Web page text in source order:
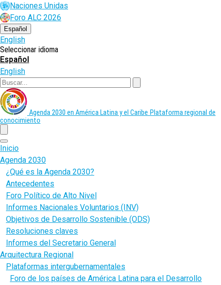
Pasar
al
contenido
principal
Naciones Unidas
Foro ALC 2026
Español
English
Seleccionar idioma
Español
English
Agenda 2030 en América Latina y el Caribe Plataforma regional de
conocimiento
menu
Inicio
Agenda 2030
¿Qué es la Agenda 2030?
Antecedentes
Foro Político de Alto Nivel
Informes Nacionales Voluntarios (INV)
Objetivos de Desarrollo Sostenible (ODS)
Resoluciones claves
Informes del Secretario General
Arquitectura Regional
Plataformas intergubernamentales
Foro de los países de América Latina para el Desarrollo